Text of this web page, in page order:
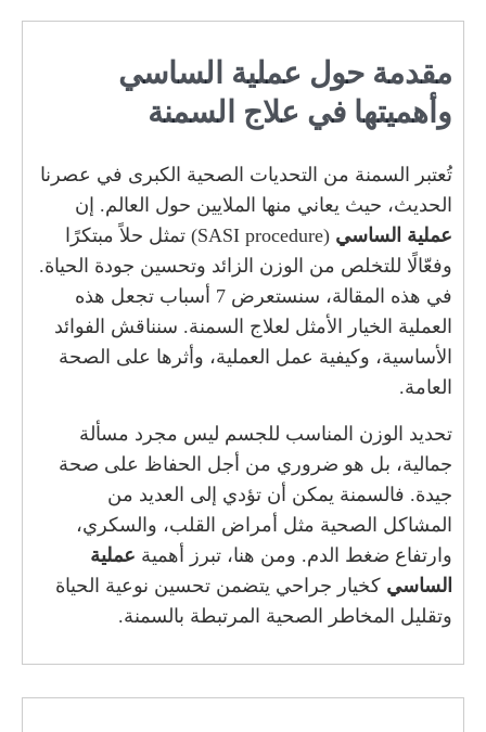
مقدمة حول عملية الساسي
وأهميتها في علاج السمنة
تُعتبر السمنة من التحديات الصحية الكبرى في عصرنا
الحديث، حيث يعاني منها الملايين حول العالم. إن
عملية الساسي
(SASI procedure) تمثل حلاً مبتكرًا
وفعّالًا للتخلص من الوزن الزائد وتحسين جودة الحياة.
في هذه المقالة، سنستعرض 7 أسباب تجعل هذه
العملية الخيار الأمثل لعلاج السمنة. سنناقش الفوائد
الأساسية، وكيفية عمل العملية، وأثرها على الصحة
العامة.
تحديد الوزن المناسب للجسم ليس مجرد مسألة
جمالية، بل هو ضروري من أجل الحفاظ على صحة
جيدة. فالسمنة يمكن أن تؤدي إلى العديد من
المشاكل الصحية مثل أمراض القلب، والسكري،
وارتفاع ضغط الدم. ومن هنا، تبرز أهمية عملية
الساسي كخيار جراحي يتضمن تحسين نوعية الحياة
وتقليل المخاطر الصحية المرتبطة بالسمنة.